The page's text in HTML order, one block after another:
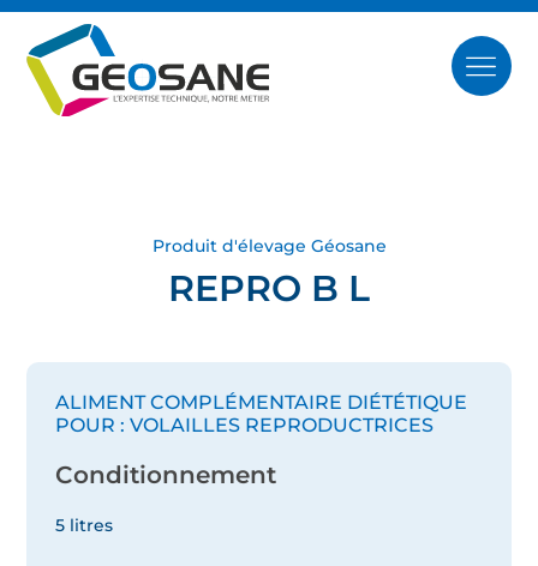
Produit d'élevage Géosane
REPRO B L
ALIMENT COMPLÉMENTAIRE DIÉTÉTIQUE
POUR : VOLAILLES REPRODUCTRICES
Conditionnement
5 litres